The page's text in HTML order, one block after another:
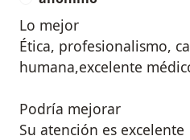
Lo mejor
Ética, profesionalismo,
humana,excelente
Podría mejorar
Su atención es excelente